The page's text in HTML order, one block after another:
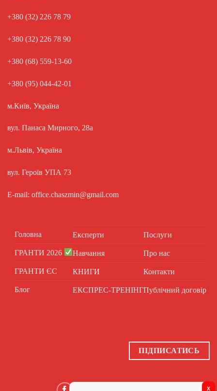
+380 (32) 226 78 79
+380 (32) 226 78 90
+380 (68) 559-13-60
+380 (95) 044-42-01
м.Київ, Україна
вул. Панаса Мирного, 28а
м.Львів, Україна
вул. Героїв УПА 73
E-mail: office.chaszmin@gmail.com
Головна
ГРАНТИ 2026
ГРАНТИ ЄС
Блог
Експерти
Навчання
КНИГИ
ЕКСПРЕС-ТРЕНІНГ
Послуги
Про нас
Контакти
Публічний договір
ПІДПИСАТИСЬ